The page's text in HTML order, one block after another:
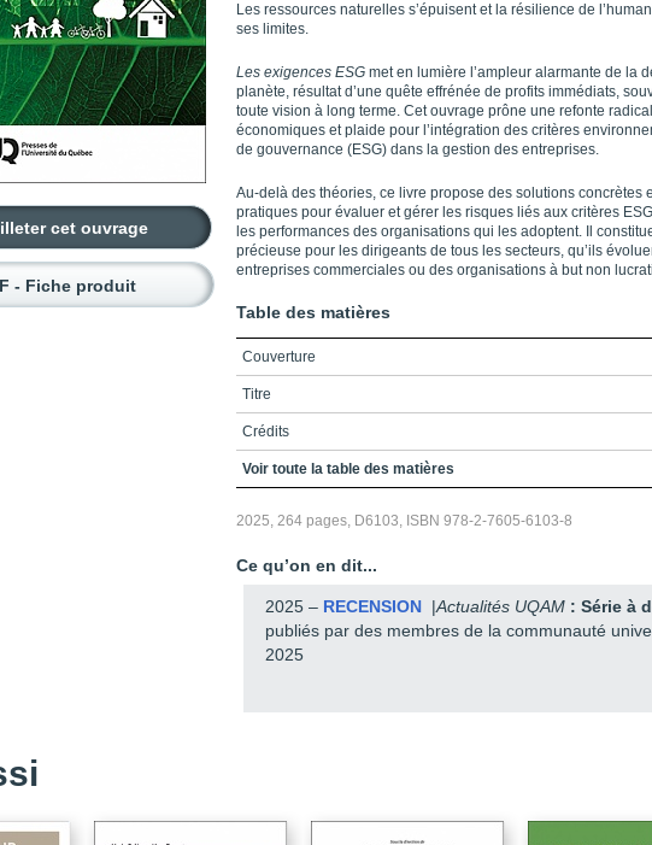
cet ouvrage
- Fiche produit
Les ressources naturelles s’épuisent et la résilience de
ses limites.
Les exigences ESG met en lumière l’ampleur alarmante de la
planète, résultat d’une quête effrénée de profits immédiats,
toute vision à long terme. Cet ouvrage prône une refonte
économiques et plaide pour l’intégration des critères
de gouvernance (ESG) dans la gestion des entreprises.
Au-delà des théories, ce livre propose des solutions concrètes
pratiques pour évaluer et gérer les risques liés aux critères
les performances des organisations qui les adoptent. Il
précieuse pour les dirigeants de tous les secteurs, qu’ils
entreprises commerciales ou des organisations à but non
Table des matières
Couverture
Titre
Crédits
Remerciements
Liste des sigles et acronymes
Introduction
Chapitre 1 / La richesse et le développement
Voir toute la table des matières
2025, 264 pages, D6103, ISBN 978-2-7605-6103-8
Ce qu’on en dit...
2025 – RECENSION |Actualités UQAM : Série à
publiés par des membres de la communauté
2025